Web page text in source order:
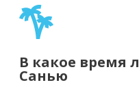
В какое время
Санью